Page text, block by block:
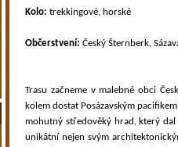
Kolo: trekkingové, horské
Občerstvení: Český Šternberk,
Trasu začneme v malebné obci
kolem dostat Posázavským
mohutný středověký hrad, který dal
unikátní nejen svým